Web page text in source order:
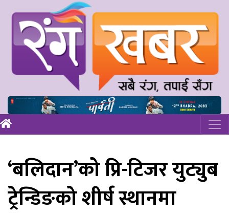
‘बलिदान’को प्रि-टिजर युट्युब
ट्रेन्डिङको शीर्ष स्थानमा